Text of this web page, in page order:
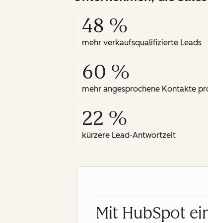
48 %
mehr verkaufsqualifizierte Leads
60 %
mehr angesprochene Kontakte
22 %
kürzere Lead-Antwortzeit
Mit HubSpot